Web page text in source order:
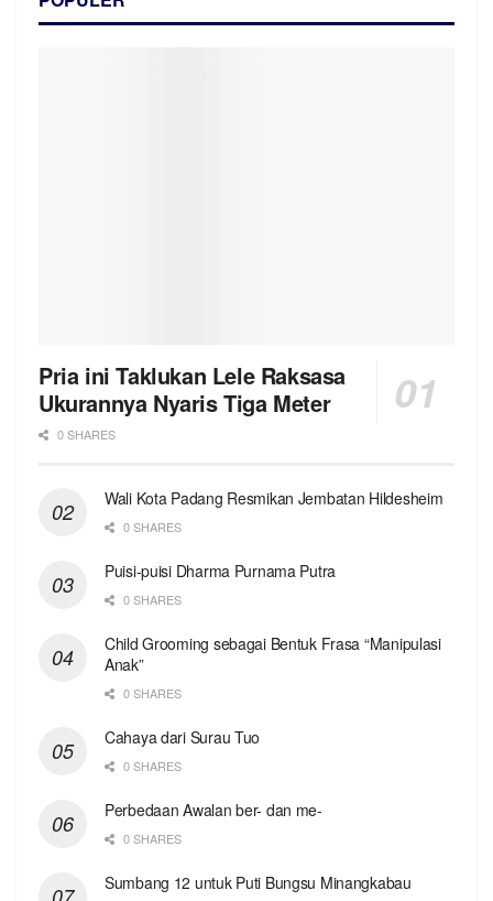
Pria ini Taklukan Lele Raksasa
Ukurannya Nyaris Tiga Meter
0 SHARES
Wali Kota Padang Resmikan Jembatan Hildesheim
0 SHARES
Puisi-puisi Dharma Purnama Putra
0 SHARES
Child Grooming sebagai Bentuk Frasa “Manipulasi
Anak”
0 SHARES
Cahaya dari Surau Tuo
0 SHARES
Perbedaan Awalan ber- dan me-
0 SHARES
Sumbang 12 untuk Puti Bungsu Minangkabau